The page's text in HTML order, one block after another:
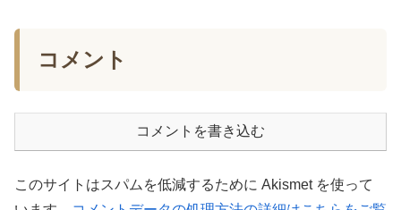
コメント
コメントを書き込む
このサイトはスパムを低減するために Akismet を使って